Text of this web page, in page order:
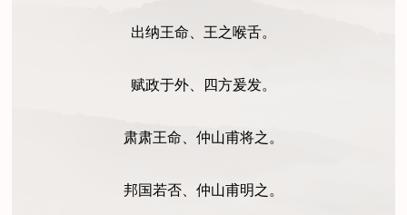
出纳王命、王之喉舌。
赋政于外、四方爰发。
肃肃王命、仲山甫将之。
邦国若否、仲山甫明之。